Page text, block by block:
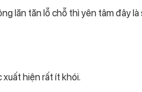
lăn tăn lỗ chỗ thì yên tâm đây là
hiện rất ít khói.